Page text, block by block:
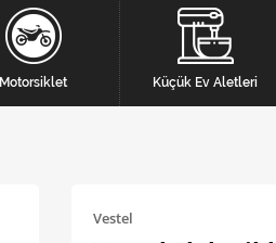
Motorsiklet Küçük Ev Aletleri
Vestel